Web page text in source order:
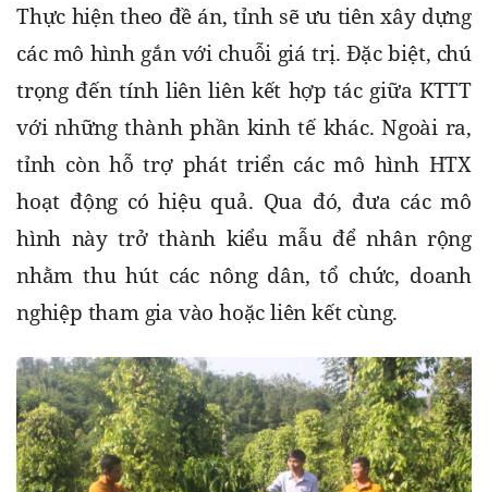
Thực hiện theo đề án, tỉnh sẽ ưu tiên xây dựng
các mô hình gắn với chuỗi giá trị. Đặc biệt, chú
trọng đến tính liên liên kết hợp tác giữa KTTT
với những thành phần kinh tế khác. Ngoài ra,
tỉnh còn hỗ trợ phát triển các mô hình HTX
hoạt động có hiệu quả. Qua đó, đưa các mô
hình này trở thành kiểu mẫu để nhân rộng
nhằm thu hút các nông dân, tổ chức, doanh
nghiệp tham gia vào hoặc liên kết cùng.